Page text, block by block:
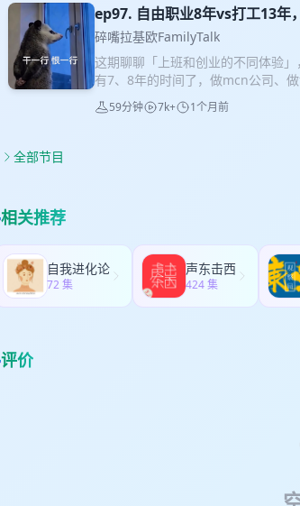
附班主任说：我们班一个快乐的孩
子都找不出来。这件事本身就说明了
我们这种人太会搞气氛、太会接话
也是死路。现在想甩脸就甩脸，“老
实从来都没有 微博不行了，但老粉跟着我走。那些“完犊子”的时刻，回头看都是虚惊。 * 32:00 父
母给不了的理解，那就自己给自己吧 家庭不理解，但我们能把自己捋清楚，比什么都重要。 *
用靠愤怒和证明来活着。
方。 51:00和前任互相关注和互相点
57:00 把伴侣的问题讲给异性听算不
你说 / 任何一个人，无论是男人还
温柔、不够成熟、不够富有，但ta
分的人，一定是错的人，不用怀疑
得没有本质变化的生活，可以好好
好生活 52：30 我和孩子一样，都吃
也有想si了算了的时刻。 58:00 冷
业妈妈”和“落枕专业户”，真的太懂
难受了，妙界R9就是那个“不用求
背，像有人一边给你捻着风池、一
开的那种，5种模式+3档力度，从放
https://mo.m.tmall.com/page/
东：https://pro.m.jd.com/mall/
复制淘口令：69￥6KPSgou5sfo￥
报暗号“碎嘴拉基欧”即可获得专属链
ep97. 自由职业8年vs打工13年
碎嘴拉基欧FamilyTalk
这期聊聊「上班和创业的不同体验
有7、8年的时间了，做mcn公司、
委会主任而得名）是资深打工人，
班的人都很渴望成为自由职业者，
路，踏踏实实走你正在走的那条路
愉快老宝贝儿们！
59分钟 7k+ 1个月前
全部节目
相关推荐
自我进化论
72 集
声东击西
424 集
评价